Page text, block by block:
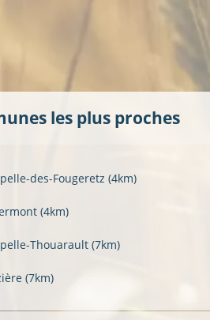
les plus proches
des-Fougeretz (4km)
(4km)
Thouarault (7km)
(7km)